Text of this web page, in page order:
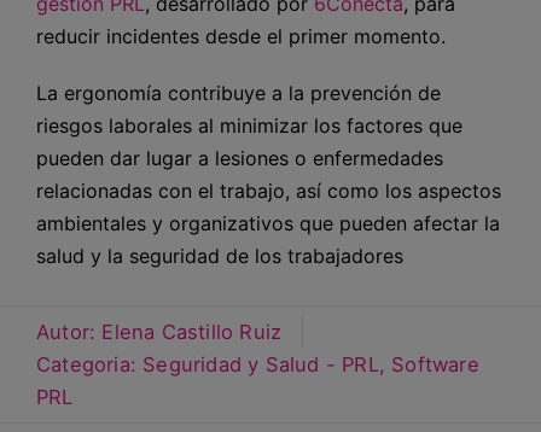
reducir incidentes desde el primer momento.
La ergonomía contribuye a la prevención de
riesgos laborales al minimizar los factores que
pueden dar lugar a lesiones o enfermedades
relacionadas con el trabajo, así como los aspectos
ambientales y organizativos que pueden afectar la
salud y la seguridad de los trabajadores
Autor: Elena Castillo Ruiz
Categoria: Seguridad y Salud - PRL, Software
PRL